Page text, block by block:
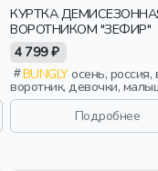
КУРТКА
ВОРОТНИКОМ "ЗЕФИР"
4 799 ₽
BUNGLYосень, россия, ворот,
воротник, девочки,
дошкольники, дети
Подробнее